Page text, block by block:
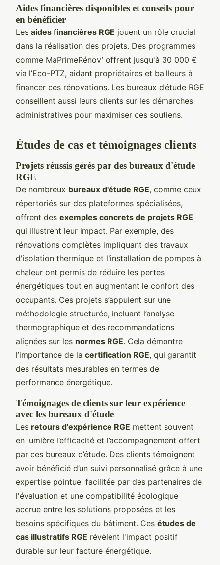
Aides financières disponibles et conseils pour
en bénéficier
Les aides financières RGE jouent un rôle crucial
dans la réalisation des projets. Des programmes
comme MaPrimeRénov’ offrent jusqu'à 30 000 €
via l’Eco-PTZ, aidant propriétaires et bailleurs à
financer ces rénovations. Les bureaux d’étude RGE
conseillent aussi leurs clients sur les démarches
administratives pour maximiser ces soutiens.
Études de cas et témoignages clients
Projets réussis gérés par des bureaux d'étude
RGE
De nombreux bureaux d'étude RGE, comme ceux
répertoriés sur des plateformes spécialisées,
offrent des exemples concrets de projets RGE
qui illustrent leur impact. Par exemple, des
rénovations complètes impliquant des travaux
d'isolation thermique et l'installation de pompes à
chaleur ont permis de réduire les pertes
énergétiques tout en augmentant le confort des
occupants. Ces projets s’appuient sur une
méthodologie structurée, incluant l’analyse
thermographique et des recommandations
alignées sur les normes RGE. Cela démontre
l’importance de la certification RGE, qui garantit
des résultats mesurables en termes de
performance énergétique.
Témoignages de clients sur leur expérience
avec les bureaux d'étude
Les retours d'expérience RGE mettent souvent
en lumière l’efficacité et l’accompagnement offert
par ces bureaux d’étude. Des clients témoignent
avoir bénéficié d’un suivi personnalisé grâce à une
expertise pointue, facilitée par des partenaires de
l'évaluation et une compatibilité écologique
accrue entre les solutions proposées et les
besoins spécifiques du bâtiment. Ces études de
cas illustratifs RGE révèlent l'impact positif
durable sur leur facture énergétique.